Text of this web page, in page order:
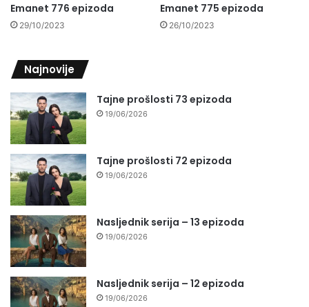
Emanet 776 epizoda
29/10/2023
Emanet 775 epizoda
26/10/2023
Najnovije
Tajne prošlosti 73 epizoda
19/06/2026
Tajne prošlosti 72 epizoda
19/06/2026
Nasljednik serija – 13 epizoda
19/06/2026
Nasljednik serija – 12 epizoda
19/06/2026